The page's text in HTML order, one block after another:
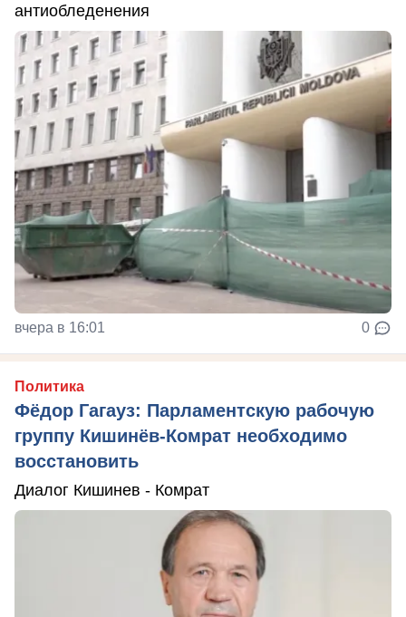
антиобледенения
вчера в 16:01 0
Политика
Фёдор Гагауз: Парламентскую рабочую
группу Кишинёв-Комрат необходимо
восстановить
Диалог Кишинев - Комрат